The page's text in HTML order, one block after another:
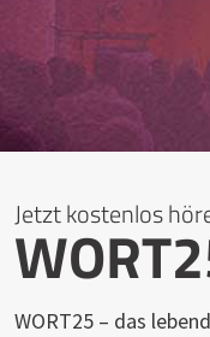
Jetzt kostenlos
WORT25 – das